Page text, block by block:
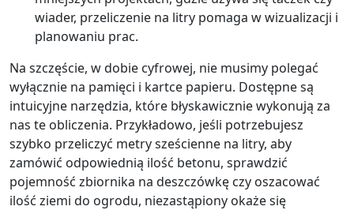
wiader, przeliczenie na litry pomaga w wizualizacji i
planowaniu prac.
Na szczęście, w dobie cyfrowej, nie musimy polegać
wyłącznie na pamięci i kartce papieru. Dostępne są
intuicyjne narzędzia, które błyskawicznie wykonują za
nas te obliczenia. Przykładowo, jeśli potrzebujesz
szybko przeliczyć metry sześcienne na litry, aby
zamówić odpowiednią ilość betonu, sprawdzić
pojemność zbiornika na deszczówkę czy oszacować
ilość ziemi do ogrodu, niezastąpiony okaże się